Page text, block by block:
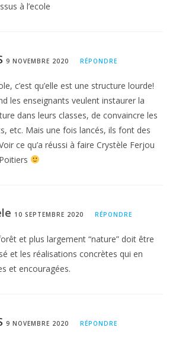
. La collaboration s’acquiert
et implicite : dans
comme elle, on l’imite, on
On apprend les choses en
une sorte de compétition
en équipe, le souci du
ceux des autres
de l’école en nature.
décisions se prennent
Cela fait grandir
à l’ecole
9 NOVEMBRE 2020 RÉPONDRE
c’est qu’elle est une structure lourde!
les enseignants veulent instaurer la
dans leurs classes, de convaincre les
etc. Mais une fois lancés, ils font des
ce qu’a réussi à faire Crystèle Ferjou
10 SEPTEMBRE 2020 RÉPONDRE
et plus largement “nature” doit être
et les réalisations concrètes qui en
et encouragées.
9 NOVEMBRE 2020 RÉPONDRE